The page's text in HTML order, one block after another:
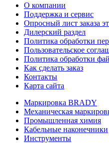
О компании
Поддержка и сервис
Опросный лист заказа
Дилерский раздел
Политика обработки
Пользовательское
Политика обработки
Как сделать заказ
Контакты
Карта сайта
Маркировка BRADY
Механическая
Промышленная химия
Кабельные наконечники
Инструменты